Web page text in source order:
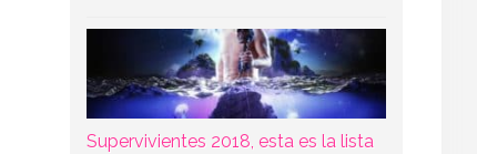
Supervivientes 2018, esta es la lista